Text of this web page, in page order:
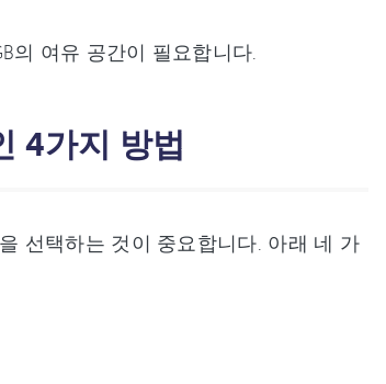
의 여유 공간이 필요합니다.
4가지 방법
선택하는 것이 중요합니다. 아래 네 가